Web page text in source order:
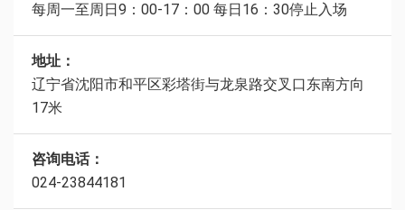
每周一至周日9：00-17：00 每日16：30停止入场
地址：
辽宁省沈阳市和平区彩塔街与龙泉路交叉口东南方向
17米
咨询电话：
024-23844181